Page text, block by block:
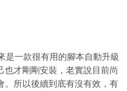
是一款很有用的腳本自動升級
也才剛剛安裝，老實說目前尚
。所以後續到底有沒有效，有